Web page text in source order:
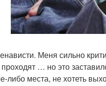
Меня сильно
проходят … но это
либо места, не хотеть